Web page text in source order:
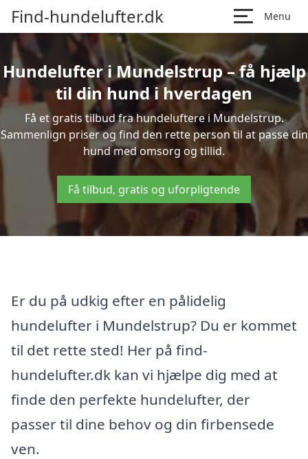
Find-hundelufter.dk Menu
Hundelufter i Mundelstrup – få hjælp
til din hund i hverdagen
Få et gratis tilbud fra hundeluftere i Mundelstrup.
Sammenlign priser og find den rette person til at passe din
hund med omsorg og tillid.
Få tilbud, gratis og uforpligtende
Er du på udkig efter en pålidelig
hundelufter i Mundelstrup? Du er kommet
til det rette sted! Her på find-
hundelufter.dk kan vi hjælpe dig med at
finde den perfekte hundelufter, der
passer til dine behov og din firbensede
ven.